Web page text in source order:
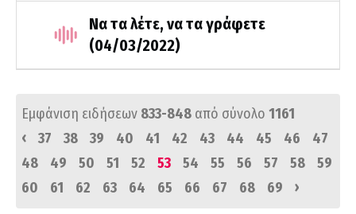
Να τα λέτε, να τα γράφετε
(04/03/2022)
Εμφάνιση ειδήσεων 833-848 από σύνολο 1161
‹
37 38 39 40 41 42 43 44 45 46
47
48
49 50 51 52 53 54 55 56 57 58
59
60
61 62 63 64 65 66 67 68 69 ›